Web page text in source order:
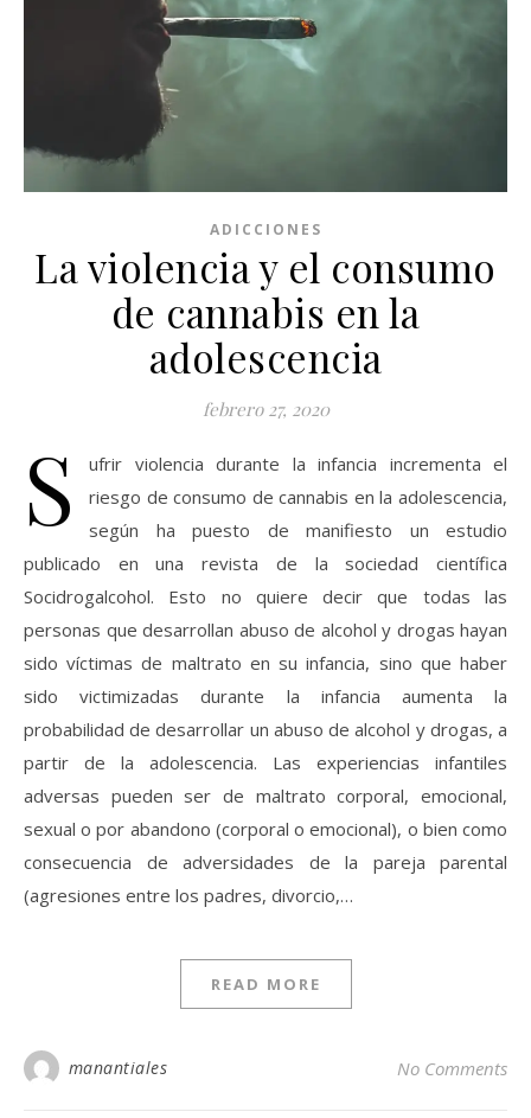
ADICCIONES
La violencia y el consumo
de cannabis en la
adolescencia
febrero 27, 2020
S
ufrir violencia durante la infancia incrementa el
riesgo de consumo de cannabis en la adolescencia,
según ha puesto de manifiesto un estudio
publicado en una revista de la sociedad científica
Socidrogalcohol. Esto no quiere decir que todas las
personas que desarrollan abuso de alcohol y drogas hayan
sido víctimas de maltrato en su infancia, sino que haber
sido victimizadas durante la infancia aumenta la
probabilidad de desarrollar un abuso de alcohol y drogas, a
partir de la adolescencia. Las experiencias infantiles
adversas pueden ser de maltrato corporal, emocional,
sexual o por abandono (corporal o emocional), o bien como
consecuencia de adversidades de la pareja parental
(agresiones entre los padres, divorcio,…
READ MORE
manantiales No Comments